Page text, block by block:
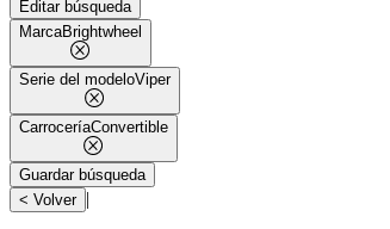
Editar búsqueda
MarcaBrightwheel
Serie del modeloViper
CarroceríaConvertible
Guardar búsqueda
< Volver |